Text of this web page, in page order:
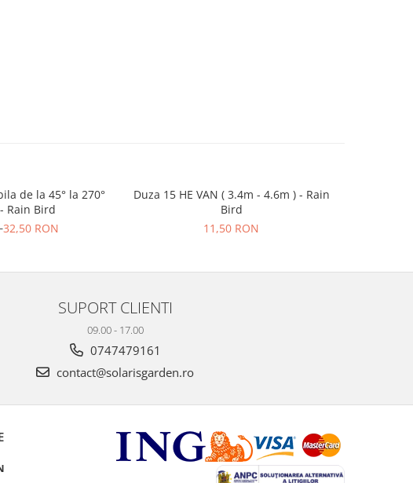
de la 45° la 270°
Rain Bird
32,50 RON
Duza 15 HE VAN ( 3.4m - 4.6m ) - Rain
Bird
11,50 RON
SUPORT CLIENTI
09.00 - 17.00
0747479161
contact@solarisgarden.ro